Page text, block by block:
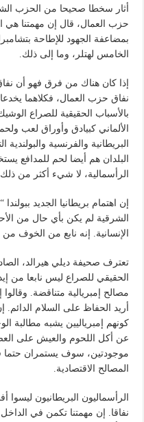
أثار سخطا صحيحا من الحزب
حزب العمال، قال إن مهمتنا هي
بمضاعفة الجهود للإطاحة
الخامس لهتلر، وما إلى ذلك.
إذا كان هناك من فرق فهو أن
نفاق حزب العمال، فكلاهما
بالأسباب الحقيقية للصراع
الألماني كبيادق وأوراق لعب
البريطانية والفرنسية
البلدان هم أيضا لحم للمدافع
الرأسمالية، لا شيء أكثر من
إن اهتمام بريطانيا الجديد
الشرقية لم يكن بأي حال من
الإنسانية. إنه نابع من الخوف من
تعترف صحيفة ديلي هيرالد،
الحقيقي للصراع ليس نابعا من
مصالح إمبريالية متناقضة. وقالوا
أريد الحفاظ على السلام
كونهم إمبرياليين يشبه مطالبة
عن أكل اللحوم والعيش على
موجودتين، سوف يستمران
المصالح الاقتصادية.
الرأسماليون البريطانيون
نفاقا. إن مهمتنا تكمن في